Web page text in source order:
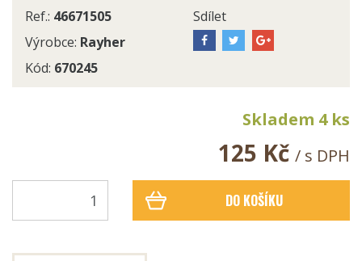
Ref.: 46671505
Výrobce: Rayher
Kód: 670245
Sdílet
Skladem 4 ks
125 Kč / s DPH
DO KOŠÍKU